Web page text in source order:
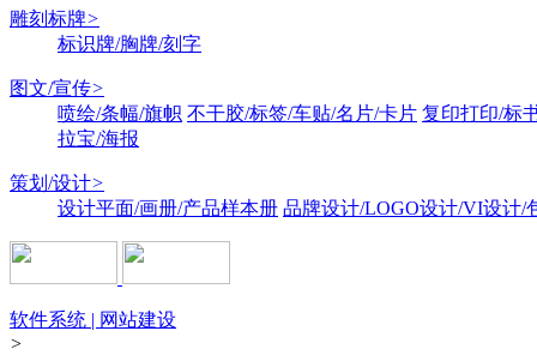
雕刻标牌>
标识牌/胸牌/刻字
图文/宣传>
喷绘/条幅/旗帜 不干胶/标签/车贴/名片/卡片 复印打印/标
拉宝/海报
策划/设计>
设计平面/画册/产品样本册 品牌设计/LOGO设计/VI设计/
软件系统 | 网站建设
>